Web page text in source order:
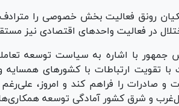
رونق فعالیت بخش خصوصی را مترادف
در فعالیت واحد‌های اقتصادی نیز
جمهور با اشاره به سیاست توسعه
با تقویت ارتباطات با کشور‌های همسایه
و صادرات را فراهم کند و امروز،
و شرق کشور آمادگی توسعه